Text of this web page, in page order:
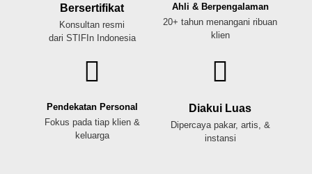
Bersertifikat
Konsultan resmi
dari STIFIn Indonesia
Ahli & Berpengalaman
20+ tahun menangani ribuan
klien
Pendekatan Personal
Fokus pada tiap klien &
keluarga
Diakui Luas
Dipercaya pakar, artis, &
instansi